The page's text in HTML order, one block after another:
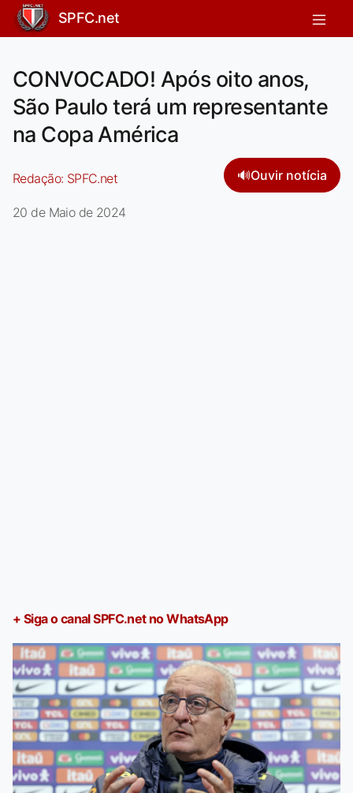
SPFC.net
CONVOCADO! Após oito anos,
São Paulo terá um representante
na Copa América
Redação: SPFC.net 🔊Ouvir notícia
20 de Maio de 2024
+ Siga o canal SPFC.net no WhatsApp